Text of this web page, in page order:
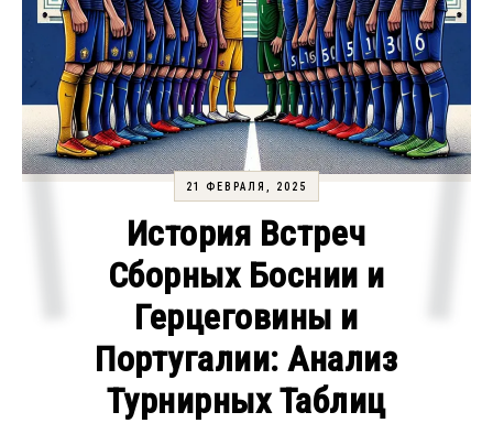
21 ФЕВРАЛЯ, 2025
История Встреч
Сборных Боснии и
Герцеговины и
Португалии: Анализ
Турнирных Таблиц